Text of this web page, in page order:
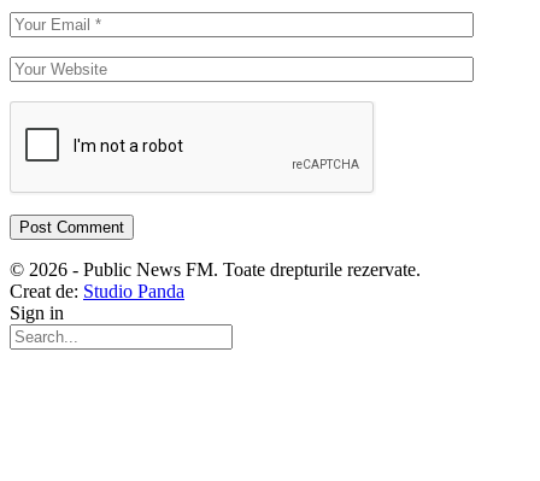
© 2026 - Public News FM. Toate drepturile rezervate.
Creat de: Studio Panda
Sign in